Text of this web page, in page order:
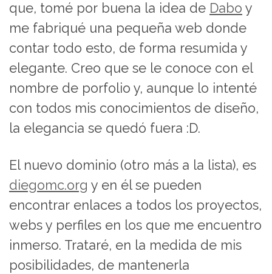
que, tomé por buena la idea de Dabo y
me fabriqué una pequeña web donde
contar todo esto, de forma resumida y
elegante. Creo que se le conoce con el
nombre de porfolio y, aunque lo intenté
con todos mis conocimientos de diseño,
la elegancia se quedó fuera :D.
El nuevo dominio (otro más a la lista), es
diegomc.org y en él se pueden
encontrar enlaces a todos los proyectos,
webs y perfiles en los que me encuentro
inmerso. Trataré, en la medida de mis
posibilidades, de mantenerla